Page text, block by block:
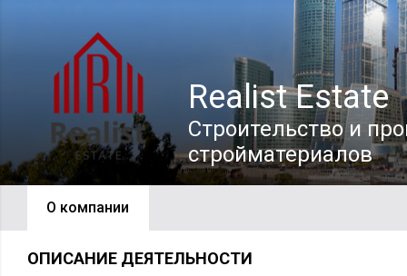
Realist Estate
Строительство и
стройматериалов
О компании
ОПИСАНИЕ ДЕЯТЕЛЬНОСТИ